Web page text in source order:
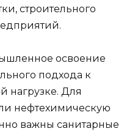
строительного
освоение
подхода к
нагрузке. Для
нефтехимическую
важны санитарные